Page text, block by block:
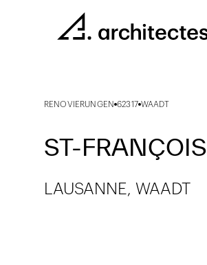
RENOVIERUNGEN 62317 WAADT
ST-FRANÇOIS
LAUSANNE, WAADT